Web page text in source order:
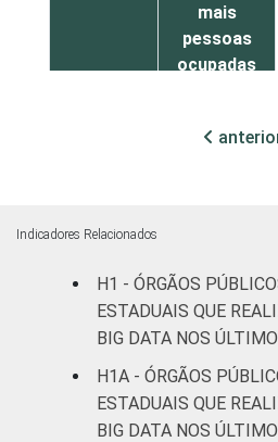
mais
pessoas
ocupadas
declarado
Estudos para o
Pesquisa sobre o uso
informação e
brasileiro – TIC
Indicadores Relacionados
H1 - ÓRGÃOS
ESTADUAIS QUE
BIG DATA NOS
H1A - ÓRGÃOS
ESTADUAIS QUE
BIG DATA NOS